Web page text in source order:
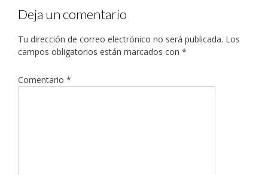
Deja un comentario
Tu dirección de correo electrónico no será publicada. Los
campos obligatorios están marcados con *
Comentario *